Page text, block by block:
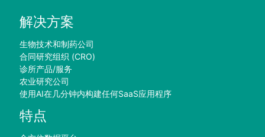
解决方案
生物技术和制药公司
合同研究组织 (CRO)
诊所产品/服务
农业研究公司
使用AI在几分钟内构建任何SaaS应用程序
特点